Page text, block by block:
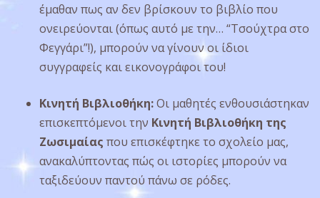
έμαθαν πως αν δεν βρίσκουν το βιβλίο που
ονειρεύονται (όπως αυτό με την… “Τσούχτρα στο
Φεγγάρι”!), μπορούν να γίνουν οι ίδιοι
συγγραφείς και εικονογράφοι του!
Κινητή Βιβλιοθήκη:Οι μαθητές ενθουσιάστηκαν
επισκεπτόμενοι την Κινητή Βιβλιοθήκη της
Ζωσιμαίας που επισκέφτηκε το σχολείο μας,
ανακαλύπτοντας πώς οι ιστορίες μπορούν να
ταξιδεύουν παντού πάνω σε ρόδες.